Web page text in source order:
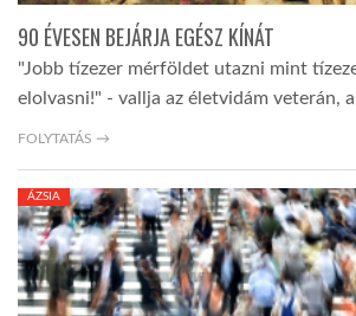
90 ÉVESEN BEJÁRJA EGÉSZ KÍNÁT
"Jobb tízezer mérföldet utazni mint
elolvasni!" - vallja az életvidám veterán,
FOLYTATÁS →
ÁZSIA